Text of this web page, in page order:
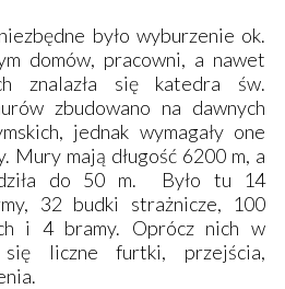
było wyburzenie ok.
domów, pracowni, a nawet
znalazła się katedra św.
zbudowano na dawnych
jednak wymagały one
Mury mają długość 6200 m, a
do 50 m. Było tu 14
32 budki strażnicze, 100
i 4 bramy. Oprócz nich w
się liczne furtki, przejścia,